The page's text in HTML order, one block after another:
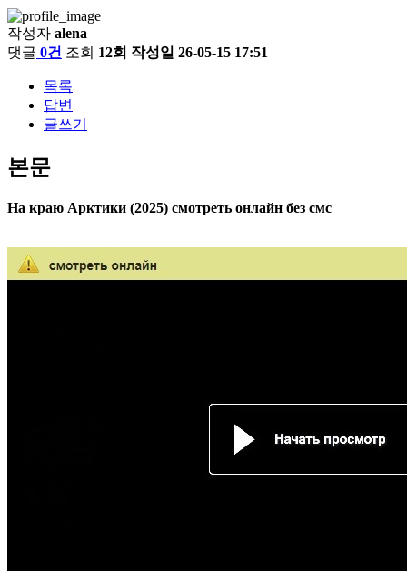
작성자 alena
댓글 0건 조회 12회 작성일 26-05-15 17:51
목록
답변
글쓰기
본문
На краю Арктики (2025) смотреть онлайн без смс